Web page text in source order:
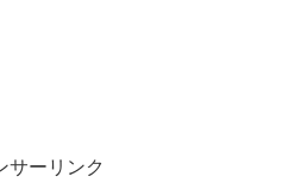
サーリンク